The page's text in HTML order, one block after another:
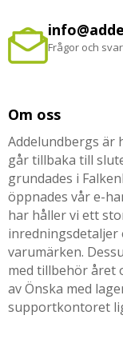
Frågor och svar
Om oss
Addelundbergs är
går tillbaka till
grundades i
öppnades vår e-
har håller vi ett
varumärken.
med tillbehör året
av Önska med
supportkontoret